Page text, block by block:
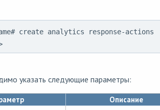
create analytics response-actions
указать следующие параметры:
Описание